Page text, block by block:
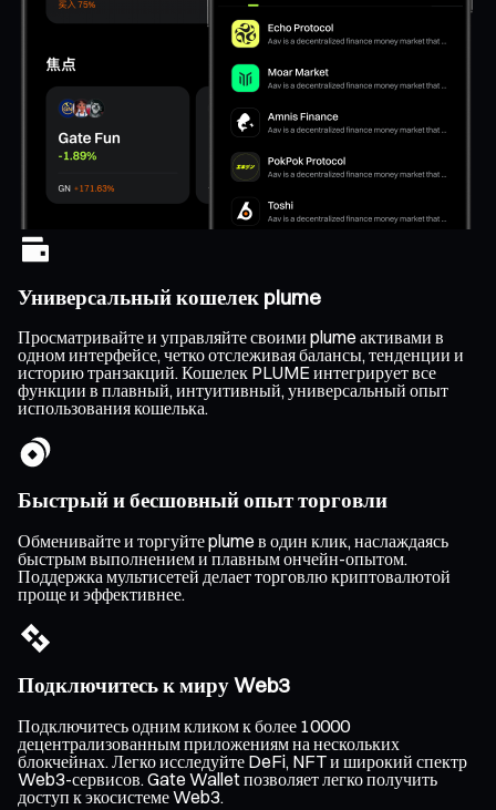
Универсальный кошелек plume
Просматривайте и управляйте своими plume активами в
одном интерфейсе, четко отслеживая балансы, тенденции и
историю транзакций. Кошелек PLUME интегрирует все
функции в плавный, интуитивный, универсальный опыт
использования кошелька.
Быстрый и бесшовный опыт торговли
Обменивайте и торгуйте plume в один клик, наслаждаясь
быстрым выполнением и плавным ончейн-опытом.
Поддержка мультисетей делает торговлю криптовалютой
проще и эффективнее.
Подключитесь к миру Web3
Подключитесь одним кликом к более 10000
децентрализованным приложениям на нескольких
блокчейнах. Легко исследуйте DeFi, NFT и широкий спектр
Web3-сервисов. Gate Wallet позволяет легко получить
доступ к экосистеме Web3.